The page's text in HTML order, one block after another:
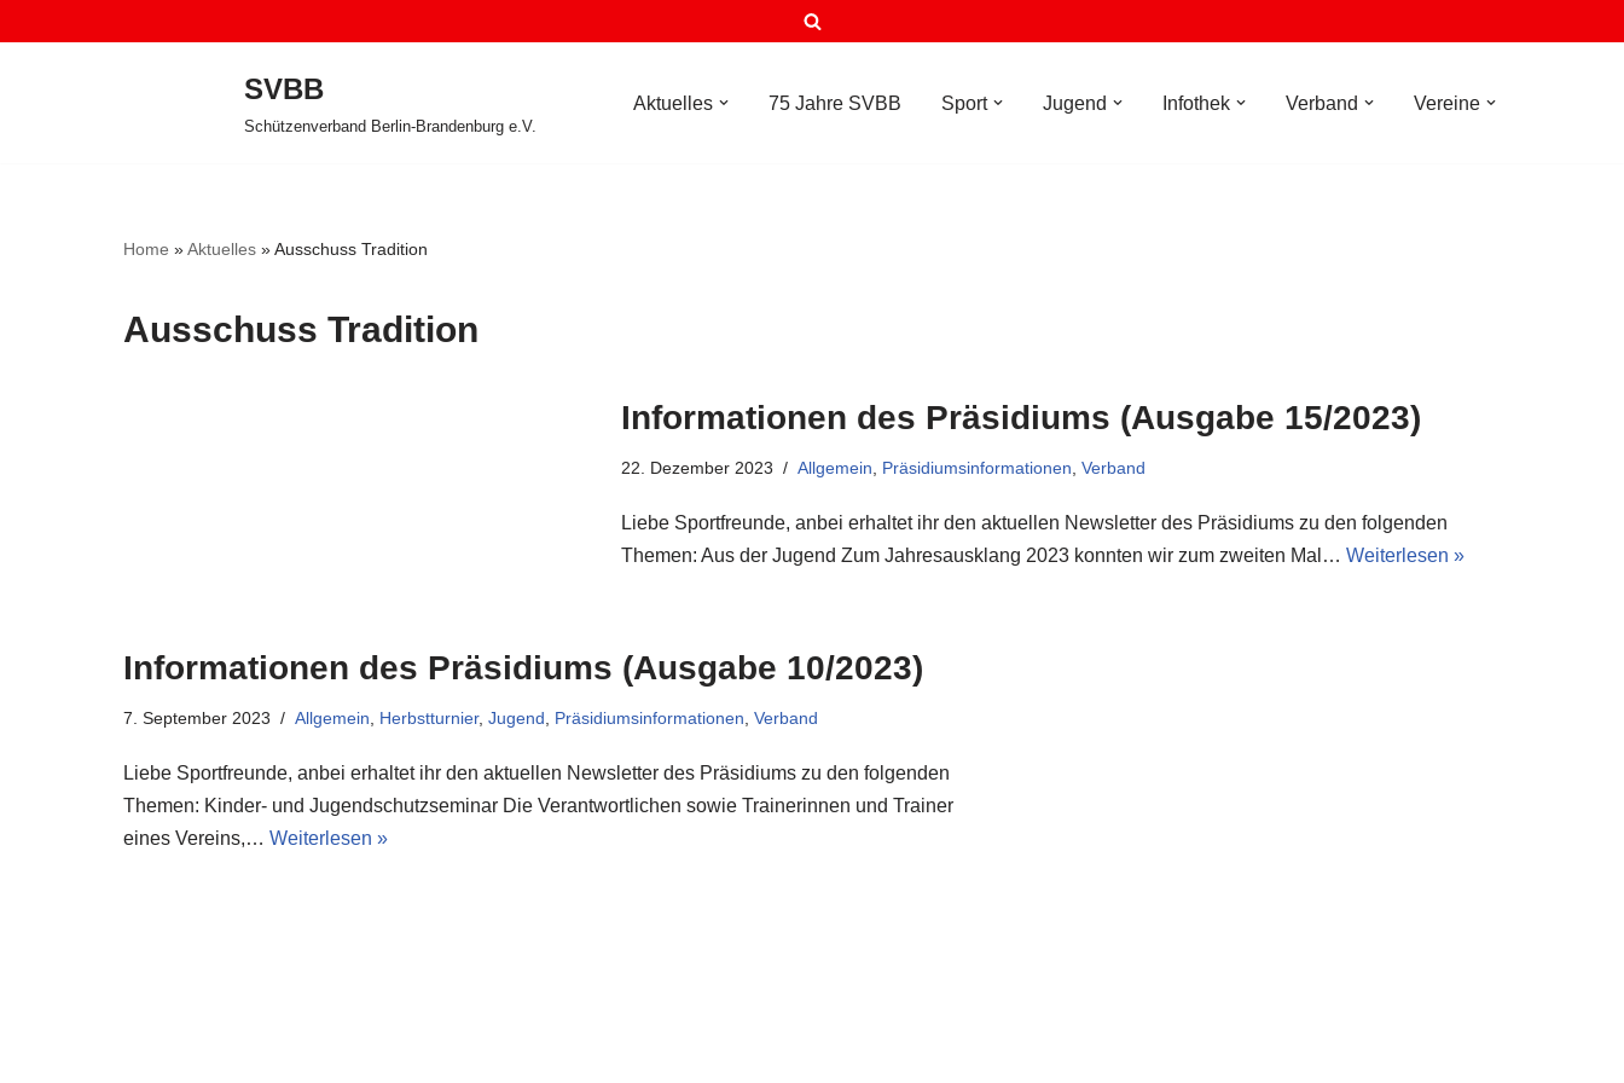
SVBB
Schützenverband Berlin-Brandenburg e.V.
Aktuelles 75 Jahre SVBB Sport Jugend Infothek Verband Vereine
Home »Aktuelles »Ausschuss Tradition
Ausschuss Tradition
Informationen des Präsidiums (Ausgabe 15/2023)
22. Dezember 2023 Allgemein Präsidiumsinformationen Verband
Liebe Sportfreunde, anbei erhaltet ihr den aktuellen Newsletter des Präsidiums zu den folgenden
Themen: Aus der Jugend Zum Jahresausklang 2023 konnten wir zum zweiten Mal… Weiterlesen »
Informationen des Präsidiums (Ausgabe 10/2023)
7. September 2023 Allgemein Herbstturnier, Jugend Präsidiumsinformationen Verband
Liebe Sportfreunde, anbei erhaltet ihr den aktuellen Newsletter des Präsidiums zu den folgenden
Themen: Kinder- und Jugendschutzseminar Die Verantwortlichen sowie Trainerinnen und Trainer
eines Vereins,… Weiterlesen »